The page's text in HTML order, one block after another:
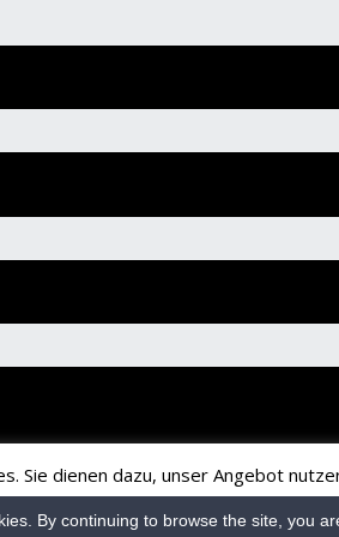
By continuing to browse the site, you
Sie dienen dazu, unser Angebot
auf Ihrem Rechner keinen Schaden